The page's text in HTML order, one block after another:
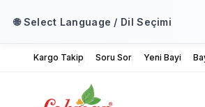
🌐 Select Language / Dil Seçimi
Kargo Takip Soru Sor Yeni Bayi